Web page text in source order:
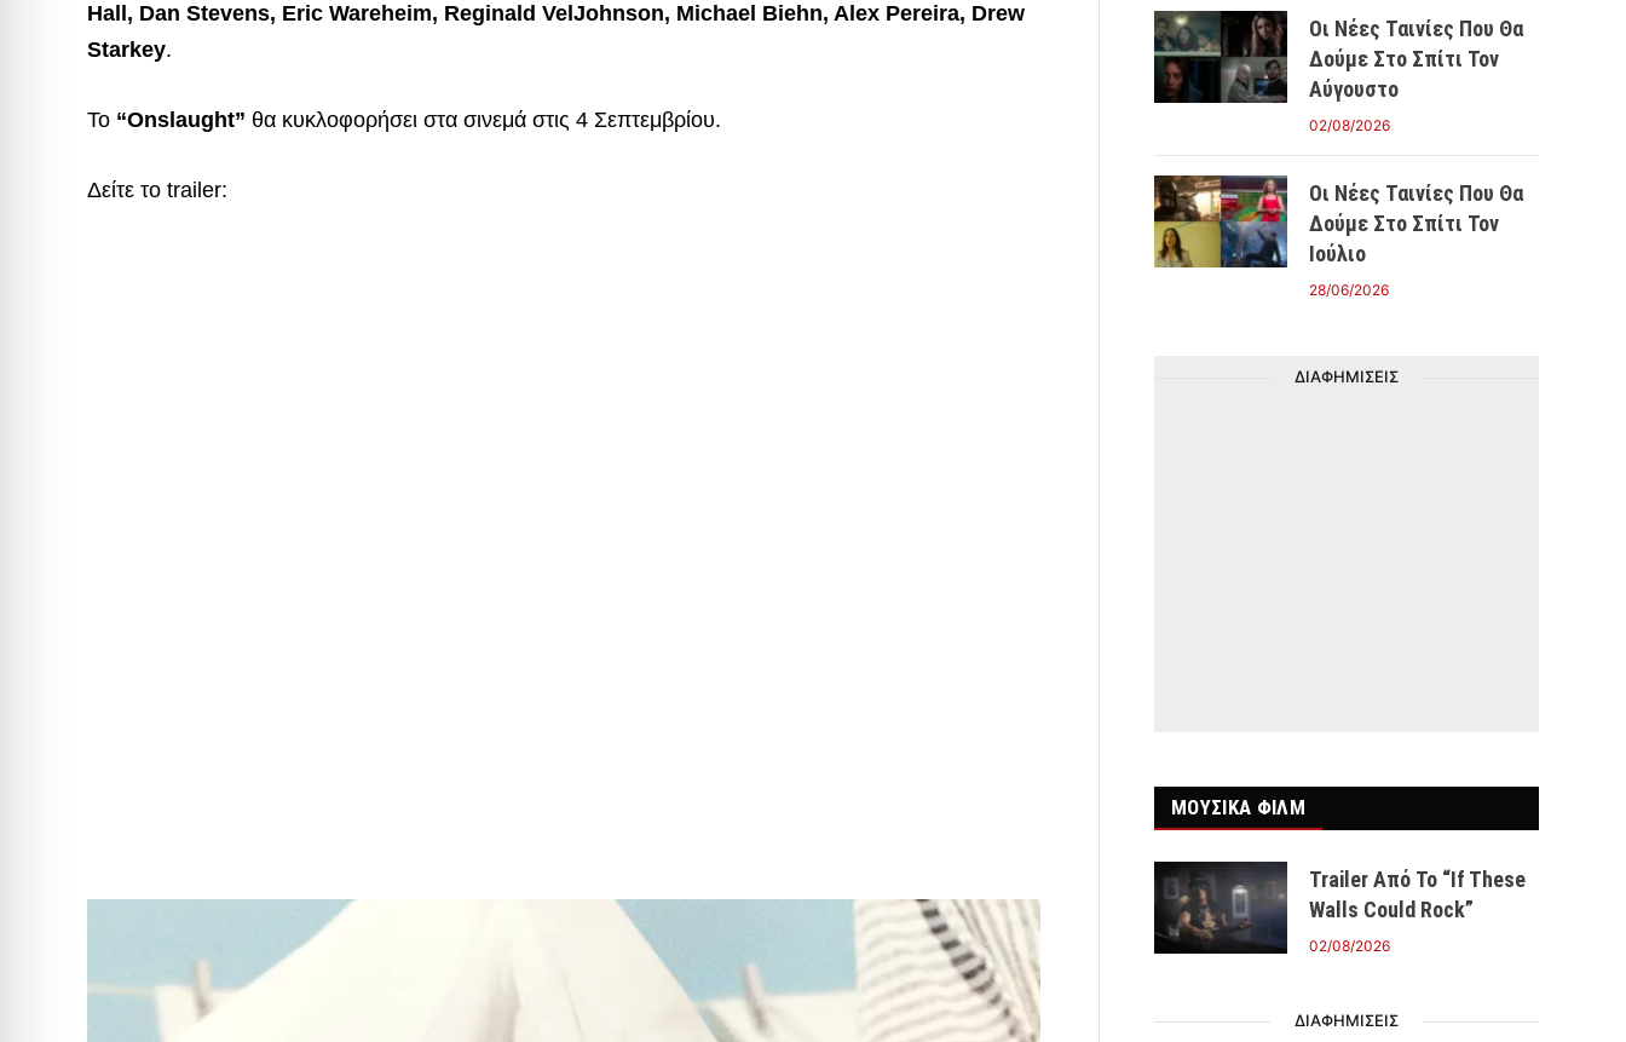
Hall, Dan Stevens, Eric Wareheim, Reginald VelJohnson, Michael Biehn, Alex Pereira, Drew
Starkey.
Το “Onslaught” θα κυκλοφορήσει στα σινεμά στις 4 Σεπτεμβρίου.
Δείτε το trailer:
Οι Νέες Ταινίες Που Θα
Δούμε Στο Σπίτι Τον
Αύγουστο
02/08/2026
Οι Νέες Ταινίες Που Θα
Δούμε Στο Σπίτι Τον
Ιούλιο
28/06/2026
ΔΙΑΦΗΜΙΣΕΙΣ
ΜΟΥΣΙΚΑ ΦΙΛΜ
Trailer Από Το “If These
Walls Could Rock”
02/08/2026
ΔΙΑΦΗΜΙΣΕΙΣ